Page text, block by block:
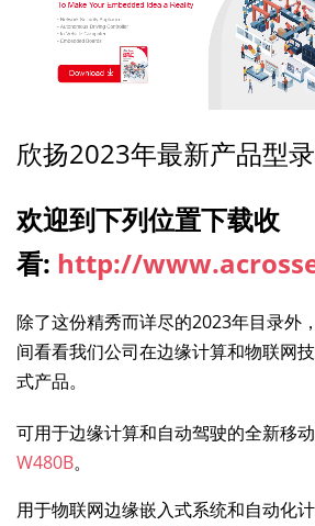
欣扬2023年最新产品型
欢迎到下列位置下载收
看: http://
除了这份精秀而详尽的2023年目录外
间看看我们公司在边缘计算和物联网
式产品。
可用于边缘计算和自动驾驶的全新移
W480B。
用于物联网边缘嵌入式系统和自动化